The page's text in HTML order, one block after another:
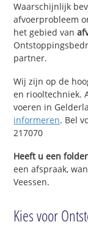
Waarschijnlijk
afvoerprobleem
het gebied van
partner.
Wij zijn op de
en riooltechniek.
voeren in
informeren. Bel
217070
Heeft u een
een afspraak,
Veessen.
Kies voor